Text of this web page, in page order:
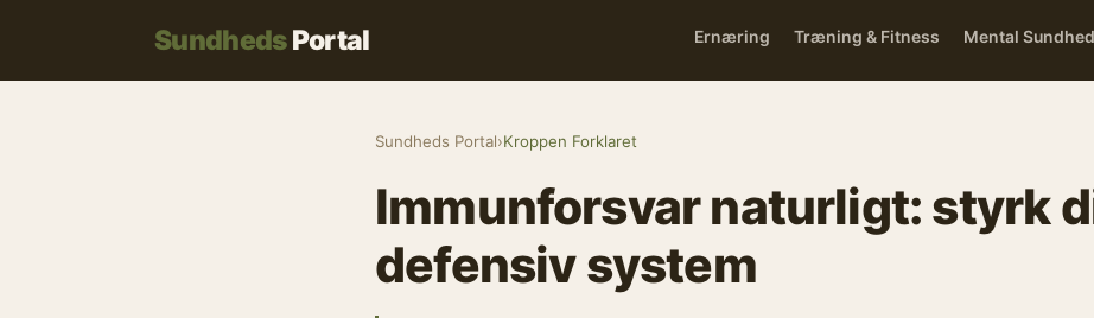
SundhedsPortal Ernæring Træning & Fitness Mental Sundhed
Sundheds Portal›Kroppen Forklaret
Immunforsvar naturligt: styrk
defensiv system